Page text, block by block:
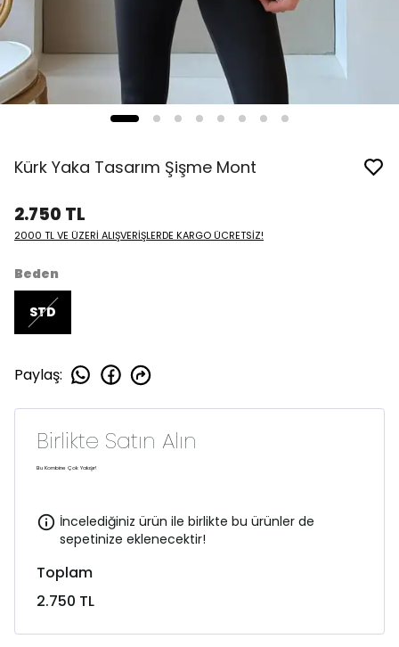
Kürk Yaka Tasarım Şişme Mont
2.750 TL
2000 TL VE ÜZERİ ALIŞVERİŞLERDE KARGO ÜCRETSİZ!
Beden
STD
Paylaş:
Birlikte Satın Alın
Bu Kombine Çok Yakışır!
İncelediğiniz ürün ile birlikte bu ürünler de
sepetinize eklenecektir!
Toplam
2.750 TL